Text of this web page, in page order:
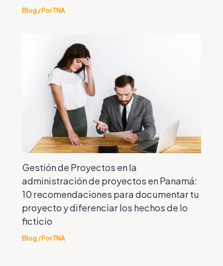
Blog/ PorTNA
Gestión de Proyectos en la
administración de proyectos en Panamá:
10 recomendaciones para documentar tu
proyecto y diferenciar los hechos de lo
ficticio
Blog/ PorTNA